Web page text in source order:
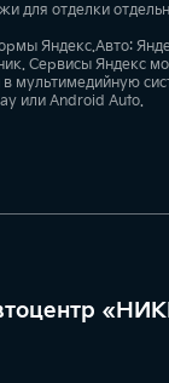
для отделки
Яндекс.Авто:
Сервисы Яндекс
мультимедийную
или Android Auto.